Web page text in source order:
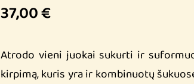
37,00€
Atrodo vieni juokai sukurti ir
kirpimą, kuris yra ir kombinuotų